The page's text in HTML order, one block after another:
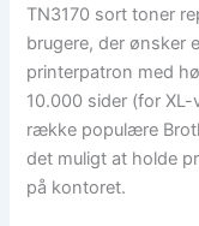
TN3170 sort toner
brugere, der ønsker
printerpatron med
10.000 sider (for
række populære
det muligt at holde
på kontoret.